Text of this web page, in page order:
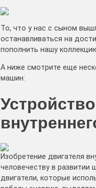
То, что у нас с сыном
останавливаться на
пополнить нашу
А ниже смотрите еще
машин:
Изобретение двигателя
человечеству в развитии
двигатели, которые